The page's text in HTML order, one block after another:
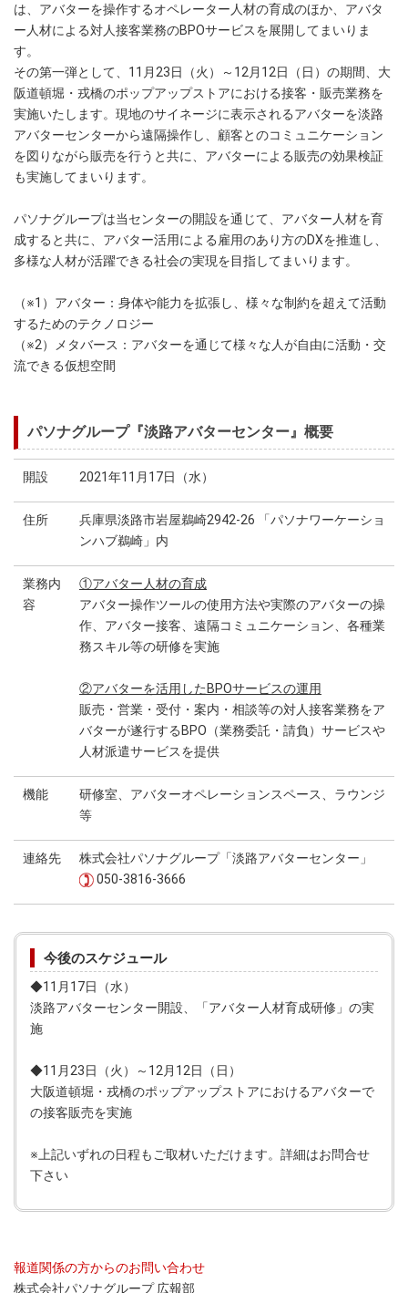
は、アバターを操作するオペレーター人材の育成のほか、アバタ
ー人材による対人接客業務のBPOサービスを展開してまいりま
す。
その第一弾として、11月23日（火）～12月12日（日）の期間、大
阪道頓堀・戎橋のポップアップストアにおける接客・販売業務を
実施いたします。現地のサイネージに表示されるアバターを淡路
アバターセンターから遠隔操作し、顧客とのコミュニケーション
を図りながら販売を行うと共に、アバターによる販売の効果検証
も実施してまいります。
パソナグループは当センターの開設を通じて、アバター人材を育
成すると共に、アバター活用による雇用のあり方のDXを推進し、
多様な人材が活躍できる社会の実現を目指してまいります。
（※1）アバター：身体や能力を拡張し、様々な制約を超えて活動
するためのテクノロジー
（※2）メタバース：アバターを通じて様々な人が自由に活動・交
流できる仮想空間
パソナグループ『淡路アバターセンター』概要
開設 2021年11月17日（水）
住所
兵庫県淡路市岩屋鵜崎2942-26 「パソナワーケーショ
ンハブ鵜崎」内
業務内
容
①アバター人材の育成
アバター操作ツールの使用方法や実際のアバターの操
作、アバター接客、遠隔コミュニケーション、各種業
務スキル等の研修を実施
②アバターを活用したBPOサービスの運用
販売・営業・受付・案内・相談等の対人接客業務をア
バターが遂行するBPO（業務委託・請負）サービスや
人材派遣サービスを提供
機能
研修室、アバターオペレーションスペース、ラウンジ
等
連絡先
株式会社パソナグループ「淡路アバターセンター」
050-3816-3666
今後のスケジュール
◆11月17日（水）
淡路アバターセンター開設、「アバター人材育成研修」の実
施
◆11月23日（火）～12月12日（日）
大阪道頓堀・戎橋のポップアップストアにおけるアバターで
の接客販売を実施
※上記いずれの日程もご取材いただけます。詳細はお問合せ
下さい
報道関係の方からのお問い合わせ
株式会社パソナグループ 広報部